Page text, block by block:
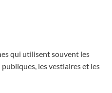
qui utilisent souvent les
publiques, les vestiaires et les